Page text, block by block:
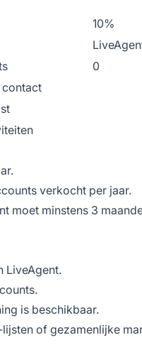
10%
0
verkocht per jaar.
moet minstens 3
LiveAgent.
is beschikbaar.
of gezamenlijke